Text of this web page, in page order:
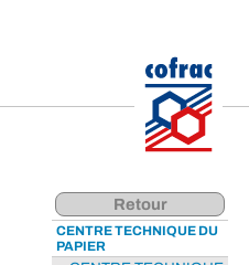
Retour
CENTRE TECHNIQUE DU
PAPIER